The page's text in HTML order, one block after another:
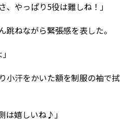
やっぱり5役は難しね！」
ねながら緊張感を表した。
小汗をかいた額を制服の袖で拭
は嬉しいね♪」